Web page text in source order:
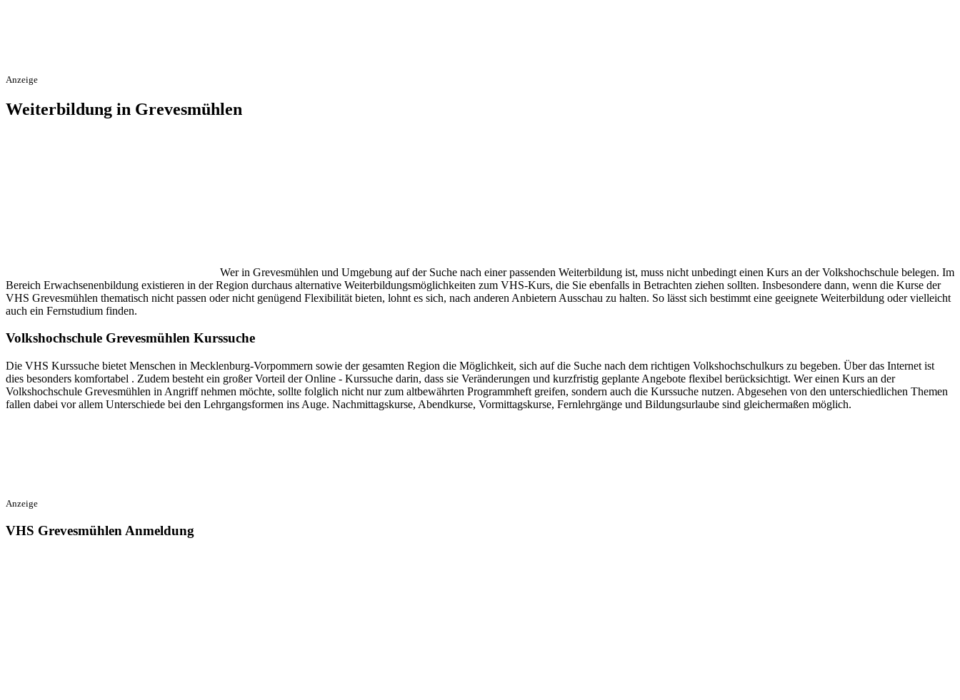
Anzeige
Weiterbildung in Grevesmühlen
Wer in Grevesmühlen und Umgebung auf der Suche nach einer passenden Weiterbildung ist, muss nicht unbedingt einen Kurs an der Volkshochschule belegen. Im
Bereich Erwachsenenbildung existieren in der Region durchaus alternative Weiterbildungsmöglichkeiten zum VHS-Kurs, die Sie ebenfalls in Betrachten ziehen sollten. Insbesondere dann, wenn die Kurse der
VHS Grevesmühlen thematisch nicht passen oder nicht genügend Flexibilität bieten, lohnt es sich, nach anderen Anbietern Ausschau zu halten. So lässt sich bestimmt eine geeignete Weiterbildung oder vielleicht
auch ein Fernstudium finden.
Volkshochschule Grevesmühlen Kurssuche
Die VHS Kurssuche bietet Menschen in Mecklenburg-Vorpommern sowie der gesamten Region die Möglichkeit, sich auf die Suche nach dem richtigen Volkshochschulkurs zu begeben. Über das Internet ist
dies besonders komfortabel . Zudem besteht ein großer Vorteil der Online - Kurssuche darin, dass sie Veränderungen und kurzfristig geplante Angebote flexibel berücksichtigt. Wer einen Kurs an der
Volkshochschule Grevesmühlen in Angriff nehmen möchte, sollte folglich nicht nur zum altbewährten Programmheft greifen, sondern auch die Kurssuche nutzen. Abgesehen von den unterschiedlichen Themen
fallen dabei vor allem Unterschiede bei den Lehrgangsformen ins Auge. Nachmittagskurse, Abendkurse, Vormittagskurse, Fernlehrgänge und Bildungsurlaube sind gleichermaßen möglich.
Anzeige
VHS Grevesmühlen Anmeldung